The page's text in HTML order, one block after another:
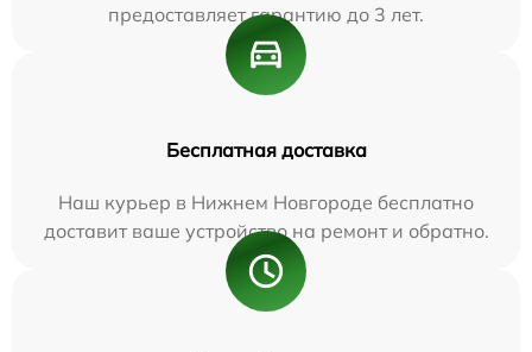
предоставляет гарантию до 3 лет.
Бесплатная доставка
Наш курьер в Нижнем Новгороде бесплатно
доставит ваше устройство на ремонт и обратно.